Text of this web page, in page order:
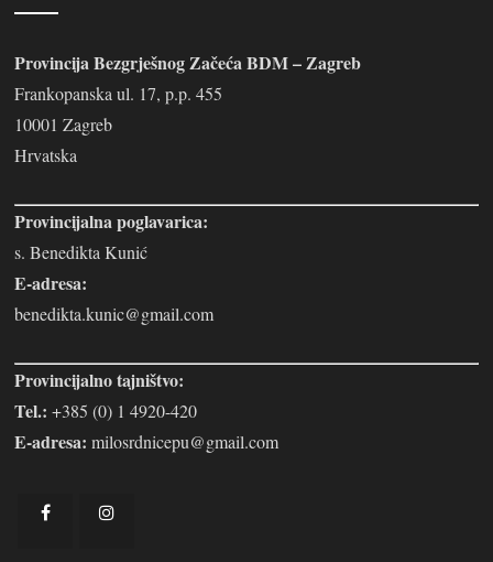
Provincija Bezgrješnog Začeća BDM – Zagreb
Frankopanska ul. 17, p.p. 455
10001 Zagreb
Hrvatska
Provincijalna poglavarica:
s. Benedikta Kunić
E-adresa:
benedikta.kunic@gmail.com
Provincijalno tajništvo:
Tel.:+385 (0) 1 4920-420
E-adresa:milosrdnicepu@gmail.com